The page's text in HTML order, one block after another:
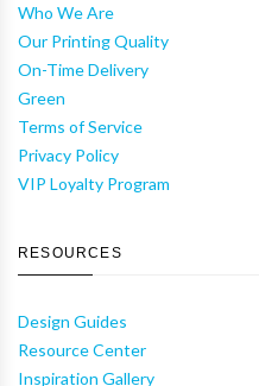
Who We Are
Our Printing Quality
On-Time Delivery
Green
Terms of Service
Privacy Policy
VIP Loyalty Program
RESOURCES
Design Guides
Resource Center
Inspiration Gallery